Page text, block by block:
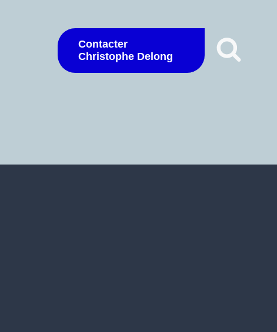
Contacter
Christophe Delong